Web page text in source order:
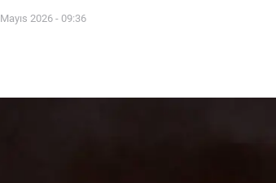
2026 - 09:36